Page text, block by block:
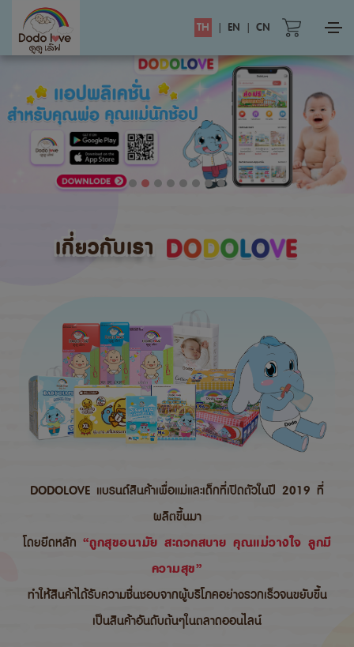
TH | EN | CN
เกี่ยวกับเรา
DODOLOVE แบรนด์สินค้าเพื่อแม่และเด็กที่เปิดตัวในปี 2019 ที่
ผลิตขึ้นมา
โดยยึดหลัก “ถูกสุขอนามัย สะดวกสบาย คุณแม่วางใจ ลูกมี
ความสุข”
ทำให้สินค้าได้รับความชื่นชอบจากผู้บริโภคอย่างรวกเร็วจนขยับขึ้น
เป็นสินค้าอันดับต้นๆในตลาดออนไลน์